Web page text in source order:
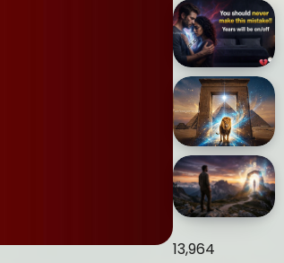
13,964